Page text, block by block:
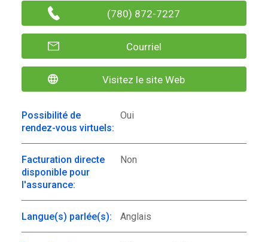
(780) 872-7227
Courriel
Visitez le site Web
Possibilité de
rendez-vous virtuels:
Oui
Facturation directe
disponible pour
l'assurance:
Non
Langue(s) parlée(s): Anglais